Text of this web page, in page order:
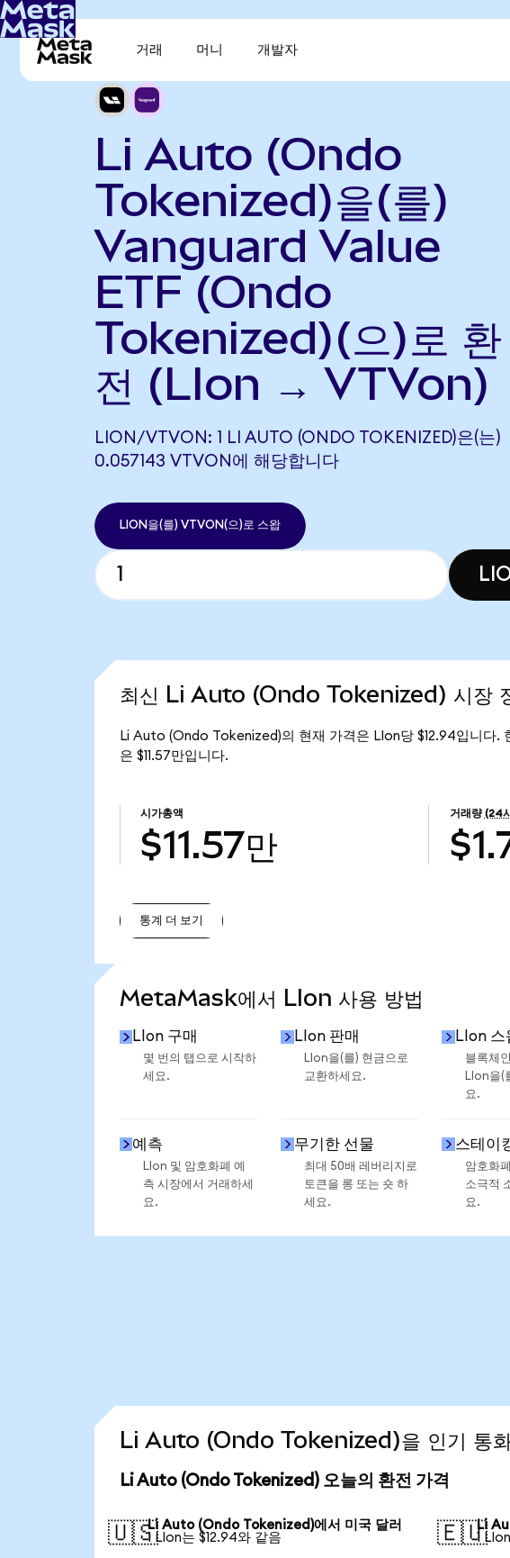
거래 머니 개발자
Li Auto (Ondo
Tokenized)을(를)
Vanguard Value
ETF (Ondo
Tokenized)(으)로 환
전 (LIon → VTVon)
LION/VTVON: 1 LI AUTO (ONDO TOKENIZED)은(는)
0.057143 VTVON에 해당합니다
LION을(를) VTVON(으)로 스왑
최신 Li Auto (Ondo Tokenized) 시장
Li Auto (Ondo Tokenized)의 현재 가격은 LIon당 $12.94입니다
은 $11.57만입니다.
시가총액
$11.57만
거래량 (24
통계 더 보기
MetaMask에서 LIon 사용 방법
LIon 구매
몇 번의 탭으로 시작하
세요.
LIon 판매
LIon을(를) 현금으로
교환하세요.
LIon 스
블록체
LIon을(
요.
예측
LIon 및 암호화폐 예
측 시장에서 거래하세
요.
무기한 선물
최대 50배 레버리지로
토큰을 롱 또는 숏 하
세요.
스테이
암호화
소극적
요.
Li Auto (Ondo Tokenized)을 인기 통화
Li Auto (Ondo Tokenized) 오늘의 환전 가격
🇺🇸Li Auto (Ondo Tokenized)에서 미국 달러
1 LIon는 $12.94와 같음
🇪🇺
Li
1